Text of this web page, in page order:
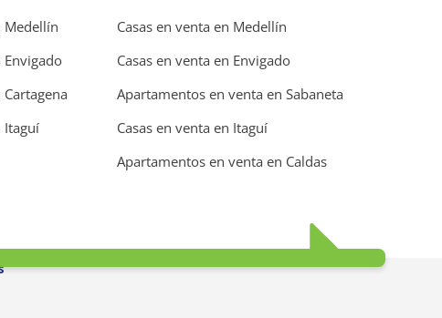
Medellín
Casas en venta en Medellín
Casas en venta en Envigado
Apartamentos en venta en Sabaneta
Itaguí
Casas en venta en Itaguí
Apartamentos en venta en Caldas